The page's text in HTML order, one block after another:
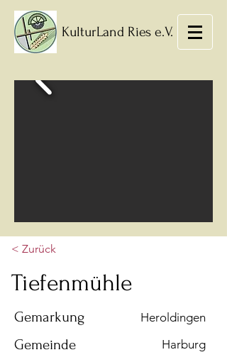
KulturLand Ries e.V.
< Zurück
Tiefenmühle
Heroldingen
Gemarkung
Harburg
Gemeinde